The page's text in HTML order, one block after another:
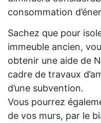
consommation
Sachez que pour
immeuble ancien,
obtenir une aide de
cadre de travaux
d’une subvention.
Vous pourrez
de vos murs, par le